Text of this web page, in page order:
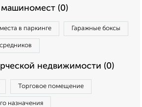
(0)
в паркинге Гаражные боксы
недвижимости (0)
Торговое помещение
назначения